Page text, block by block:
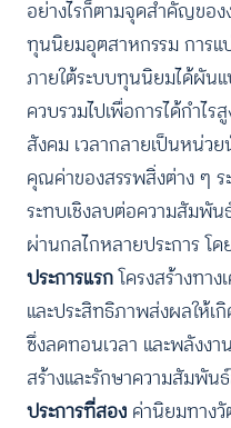
อย่างไรก็ตามจุดสำคัญขอ
ทุนนิยมอุตสาหกรรม การแ
ภายใต้ระบบทุนนิยมได้ผัน
ควบรวมไปเพื่อการได้กำไร
สังคม เวลากลายเป็นหน่
คุณค่าของสรรพสิ่งต่าง ๆ
ระทบเชิงลบต่อความสัมพัน
ผ่านกลไกหลายประการ โด
ประการแรกโครงสร้างทา
และประสิทธิภาพส่งผลให้เ
ซึ่งลดทอนเวลา และพลังง
สร้างและรักษาความสัมพัน
ประการที่สอง ค่านิยมทาง